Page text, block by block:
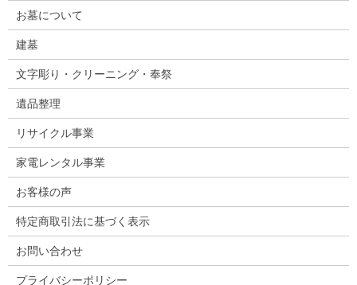
お墓について
建墓
文字彫り・クリーニング・奉祭
遺品整理
リサイクル事業
家電レンタル事業
お客様の声
特定商取引法に基づく表示
お問い合わせ
プライバシーポリシー